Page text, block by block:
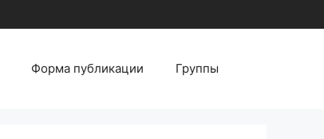
Форма публикации Группы